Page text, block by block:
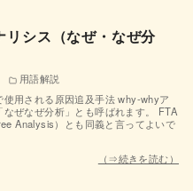
シス（なぜ・なぜ分
用語解説
使用される原因追及手法 why-whyア
ぜなぜ分析」とも呼ばれます。 FTA
Analysis）とも同義と言ってよいで
（⇒続きを読む）